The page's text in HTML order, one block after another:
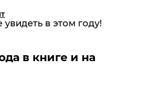
увидеть в этом году!
в книге и на